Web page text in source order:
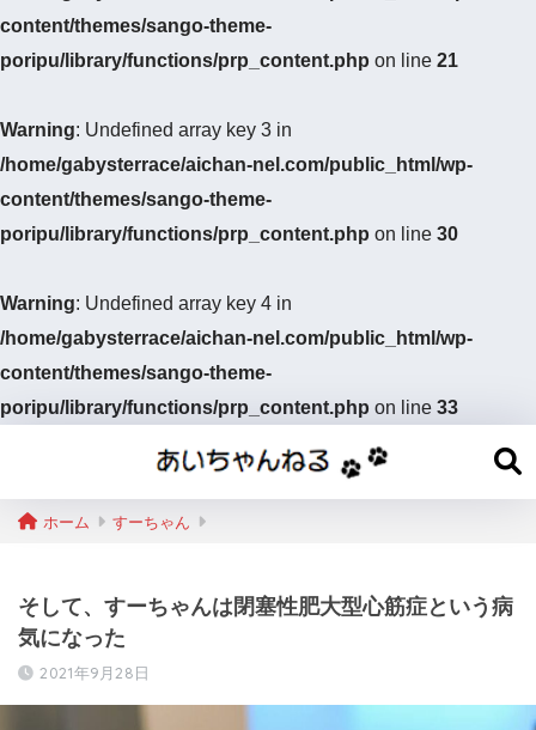
content/themes/sango-theme-
poripu/library/functions/prp_content.php on line 21
Warning: Undefined array key 3 in
/home/gabysterrace/aichan-nel.com/public_html/wp-
content/themes/sango-theme-
poripu/library/functions/prp_content.php on line 30
Warning: Undefined array key 4 in
/home/gabysterrace/aichan-nel.com/public_html/wp-
content/themes/sango-theme-
poripu/library/functions/prp_content.php on line 33
ホーム すーちゃん
そして、すーちゃんは閉塞性肥大型心筋症という病
気になった
2021年9月28日